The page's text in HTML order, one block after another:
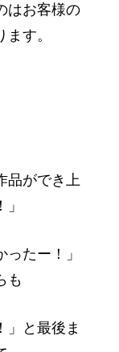
はお客様の
す。
品ができ上
たー！」
も
」と最後ま